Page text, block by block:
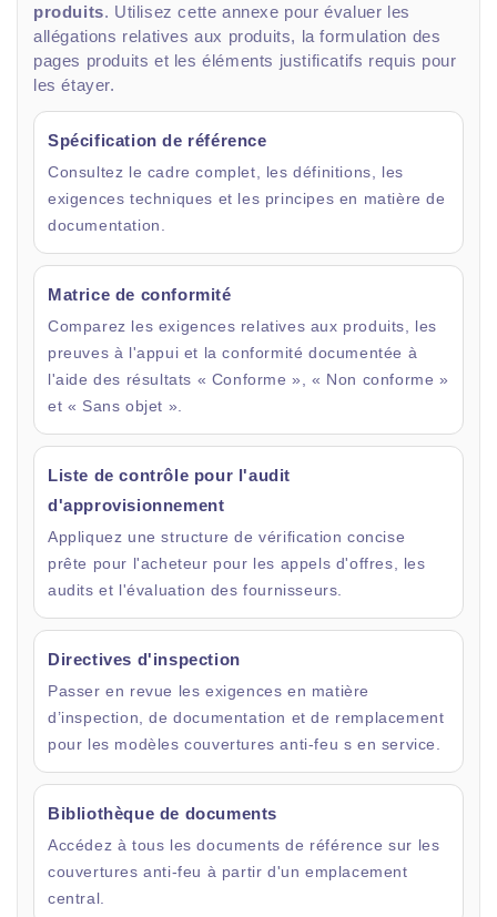
produits. Utilisez cette annexe pour évaluer les
allégations relatives aux produits, la formulation des
pages produits et les éléments justificatifs requis pour
les étayer.
Spécification de référence
Consultez le cadre complet, les définitions, les
exigences techniques et les principes en matière de
documentation.
Matrice de conformité
Comparez les exigences relatives aux produits, les
preuves à l'appui et la conformité documentée à
l'aide des résultats « Conforme », « Non conforme »
et « Sans objet ».
Liste de contrôle pour l'audit
d'approvisionnement
Appliquez une structure de vérification concise
prête pour l'acheteur pour les appels d'offres, les
audits et l'évaluation des fournisseurs.
Directives d'inspection
Passer en revue les exigences en matière
d’inspection, de documentation et de remplacement
pour les modèles couvertures anti-feu s en service.
Bibliothèque de documents
Accédez à tous les documents de référence sur les
couvertures anti-feu à partir d'un emplacement
central.